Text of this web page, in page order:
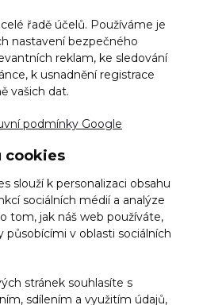
řadě účelů. Používáme je
nastavení bezpečného
reklam, ke sledování
k usnadnění registrace
vašich dat.
podmínky Google
cookies
slouží k personalizaci obsahu
sociálních médií a analýze
tom, jak náš web používáte,
působícími v oblasti sociálních
stránek souhlasíte s
sdílením a využitím údajů,